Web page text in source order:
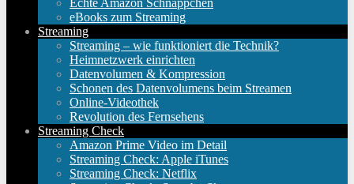
Echte Amazon Schnäppchen
eBooks zum Streaming
Streaming
Streaming – wie funktioniert die Technik?
Heimnetzwerk einrichten
Datenvolumen & Kompression
Schonen des Datenvolumens beim Streamen
Online-Videothek
Revolution des Fernsehens
Streaming Check
Amazon Prime Video im Detail
Streaming Check: Apple iTunes
Streaming Check: Netflix